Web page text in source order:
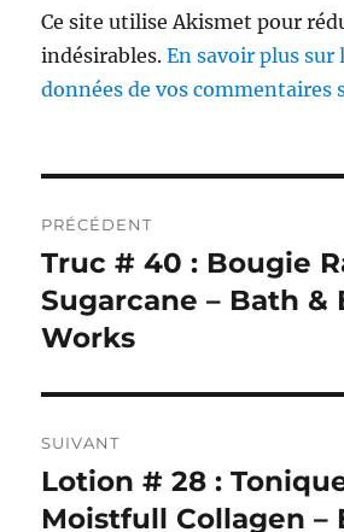
Ce site utilise Akismet pour
indésirables.En savoir plus sur
données de vos commentaires
de
l’article
PRÉCÉDENT
Publication
précédente :
Truc # 40 : Bougie
Sugarcane – Bath &
Works
SUIVANT
Publication
suivante :
Lotion # 28 :
Moistfull Collagen –